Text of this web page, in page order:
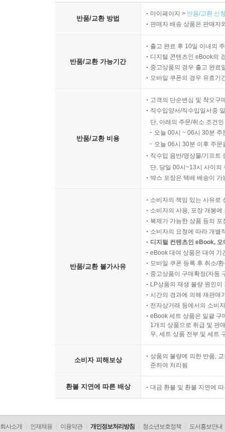
반품/교환 방법
마이페이지 > 반품/교환 신
판매자 배송 상품은 판매자
반품/교환 가능기간
출고 완료 후 10일 이내의
디지털 콘텐츠인 eBook의
중고상품의 경우 출고 완료
모바일 쿠폰의 경우 유효기
반품/교환 비용
고객의 단순변심 및 착오구
직수입양서/직수입일서중
단, 아래의 주문/취소 조건
오늘 00시 ~ 06시 30분
오늘 06시 30분 이후 주
직수입 음반/영상물/기프트
단, 당일 00시~13시 사이의
박스 포장은 택배 배송이
반품/교환 불가사유
소비자의 책임 있는 사유로
소비자의 사용, 포장 개봉
복제가 가능한 상품 등의
소비자의 요청에 따라 개별
디지털 컨텐츠인 eBook,
eBook 대여 상품은 대여 기
모바일 쿠폰 등록 후 취소/
중고상품이 구매확정(자동
LP상품의 재생 불량 원인
시간의 경과에 의해 재판매
전자상거래 등에서의 소비
eBook 세트 상품은 일괄 구
1개의 상품으로 취급 및 판
우, 세트 상품 전부 및 세트
소비자 피해보상
상품의 불량에 의한 반품,
준하여 처리됨
환불 지연에 따른 배상 대금 환불 및 환불 지연에
회사소개 인재채용 이용약관 개인정보처리방침 청소년보호정책 도서홍보안내